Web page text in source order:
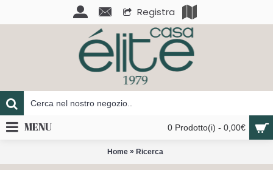
Registra
0 Prodotto(i) - 0,00€
MENU
Home» Ricerca